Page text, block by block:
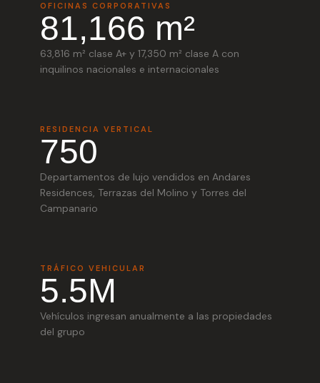
OFICINAS CORPORATIVAS
81,166 m²
63,816 m² clase A+ y 17,350 m² clase A con
inquilinos nacionales e internacionales
RESIDENCIA VERTICAL
750
Departamentos de lujo vendidos en Andares
Residences, Terrazas del Molino y Torres del
Campanario
TRÁFICO VEHICULAR
5.5M
Vehículos ingresan anualmente a las propiedades
del grupo